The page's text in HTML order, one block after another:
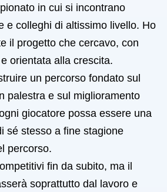
in cui si incontrano
e colleghi di altissimo livello. Ho
il progetto che cercavo, con
orientata alla crescita.
un percorso fondato sul
palestra e sul miglioramento
giocatore possa essere una
sé stesso a fine stagione
percorso.
fin da subito, ma il
soprattutto dal lavoro e